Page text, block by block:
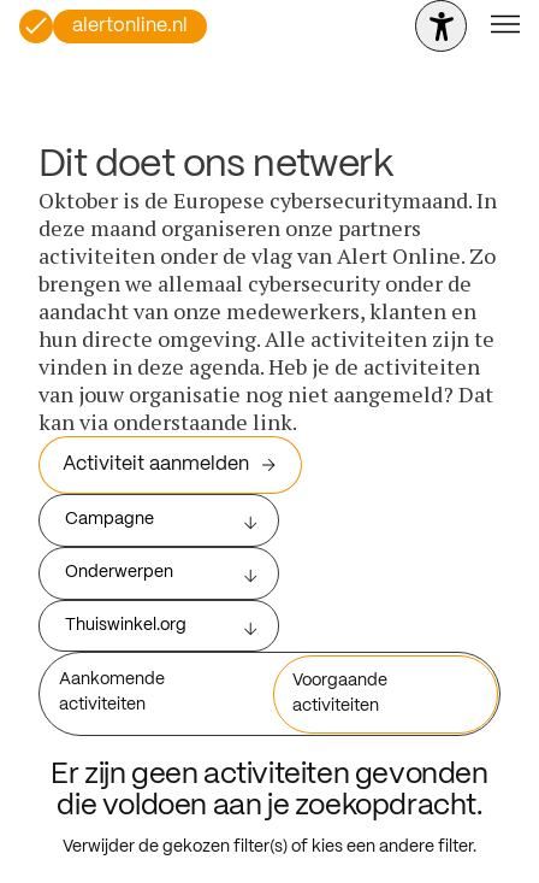
alertonline.nl
Dit doet ons netwerk
Oktober is de Europese cybersecuritymaand. In
deze maand organiseren onze partners
activiteiten onder de vlag van Alert Online. Zo
brengen we allemaal cybersecurity onder de
aandacht van onze medewerkers, klanten en
hun directe omgeving. Alle activiteiten zijn te
vinden in deze agenda. Heb je de activiteiten
van jouw organisatie nog niet aangemeld? Dat
kan via onderstaande link.
Activiteit aanmelden
Campagne
Onderwerpen
Thuiswinkel.org
Aankomende
activiteiten
Voorgaande
activiteiten
Er zijn geen activiteiten gevonden
die voldoen aan je zoekopdracht.
Verwijder de gekozen filter(s) of kies een andere filter.